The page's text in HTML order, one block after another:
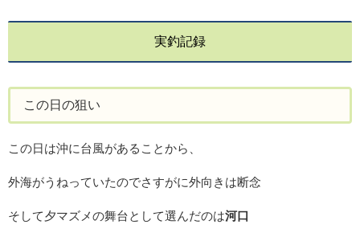
実釣記録
この日の狙い
この日は沖に台風があることから、
外海がうねっていたのでさすがに外向きは断念
そして夕マズメの舞台として選んだのは河口